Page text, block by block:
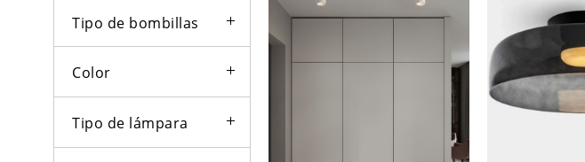
Tipo de bombillas
Color
Tipo de lámpara